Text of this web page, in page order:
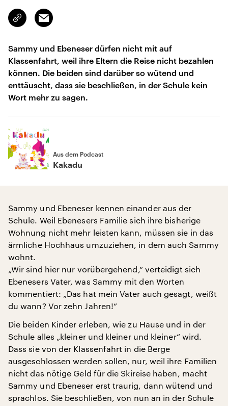
Link
kopieren/teilen
Email
Sammy und Ebeneser dürfen nicht mit auf
Klassenfahrt, weil ihre Eltern die Reise nicht bezahlen
können. Die beiden sind darüber so wütend und
enttäuscht, dass sie beschließen, in der Schule kein
Wort mehr zu sagen.
Aus dem Podcast
Kakadu
Sammy und Ebeneser kennen einander aus der
Schule. Weil Ebenesers Familie sich ihre bisherige
Wohnung nicht mehr leisten kann, müssen sie in das
ärmliche Hochhaus umzuziehen, in dem auch Sammy
wohnt.
„Wir sind hier nur vorübergehend,“ verteidigt sich
Ebenesers Vater, was Sammy mit den Worten
kommentiert: „Das hat mein Vater auch gesagt, weißt
du wann? Vor zehn Jahren!“
Die beiden Kinder erleben, wie zu Hause und in der
Schule alles „kleiner und kleiner und kleiner“ wird.
Dass sie von der Klassenfahrt in die Berge
ausgeschlossen werden sollen, nur, weil ihre Familien
nicht das nötige Geld für die Skireise haben, macht
Sammy und Ebeneser erst traurig, dann wütend und
sprachlos. Sie beschließen, von nun an in der Schule